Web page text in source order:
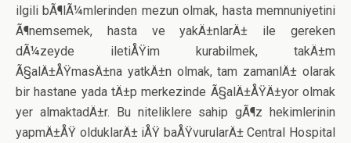
ilgili bÃ¶lÃ¼mlerinden mezun olmak, hasta memnuniyetini
Ã¶nemsemek, hasta ve yakÄ±nlarÄ± ile gereken
dÃ¼zeyde iletiÅŸim kurabilmek, takÄ±m
Ã§alÄ±ÅŸmasÄ±na yatkÄ±n olmak, tam zamanlÄ± olarak
bir hastane yada tÄ±p merkezinde Ã§alÄ±ÅŸÄ±yor olmak
yer almaktadÄ±r. Bu niteliklere sahip gÃ¶z hekimlerinin
yapmÄ±ÅŸ olduklarÄ± iÅŸ baÅŸvurularÄ± Central Hospital